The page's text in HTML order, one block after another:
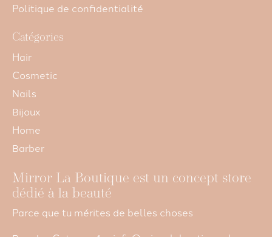
Politique de confidentialité
Catégories
Hair
Cosmetic
Nails
Bijoux
Home
Barber
Mirror La Boutique est un concept store
dédié à la beauté
Parce que tu mérites de belles choses